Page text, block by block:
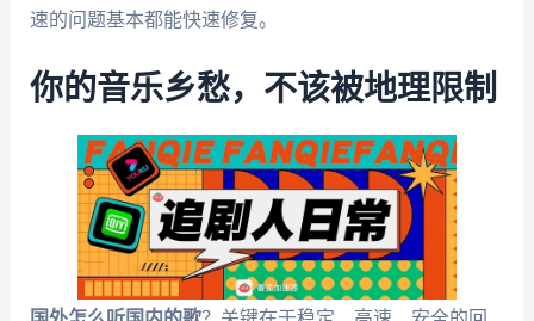
速的问题基本都能快速修复。
你的音乐乡愁，不该被地理限制